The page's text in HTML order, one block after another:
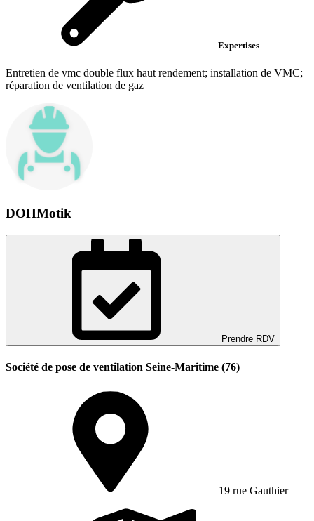
Expertises
Entretien de vmc double flux haut rendement; installation de VMC;
réparation de ventilation de gaz
DOHMotik
Prendre RDV
Société de pose de ventilation Seine-Maritime (76)
19 rue Gauthier